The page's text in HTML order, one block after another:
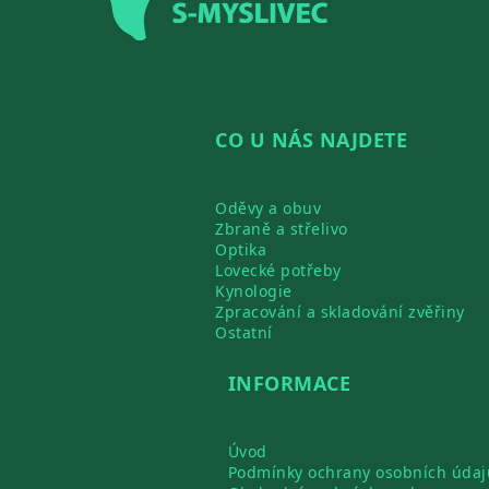
CO U NÁS NAJDETE
Oděvy a obuv
Zbraně a střelivo
Optika
Lovecké potřeby
Kynologie
Zpracování a skladování zvěřiny
Ostatní
INFORMACE
Úvod
Podmínky ochrany osobních